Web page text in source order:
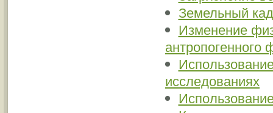
Земельный
Изменение
антропогенного
исследованиях